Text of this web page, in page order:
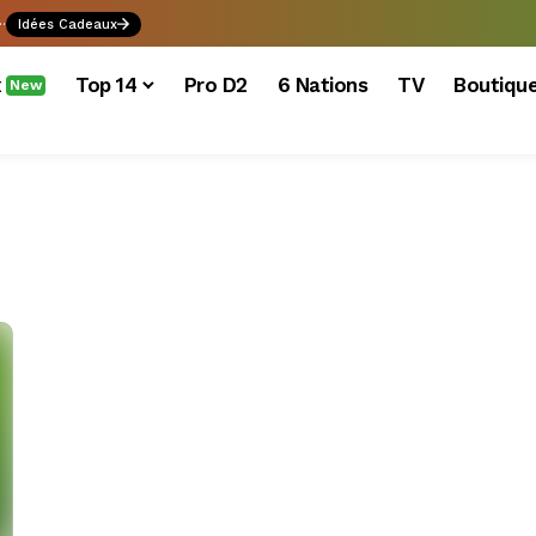
Idées Cadeaux
New Top 14 Pro D2 6 Nations TV